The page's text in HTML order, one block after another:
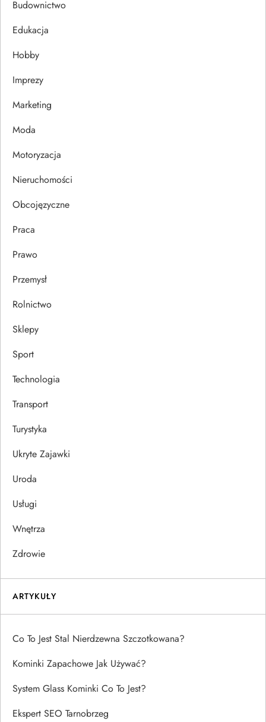
c
a
w
p
u
Budownictwo
Edukacja
Hobby
Imprezy
Marketing
Moda
Motoryzacja
Nieruchomości
Obcojęzyczne
Praca
Prawo
Przemysł
Rolnictwo
Sklepy
Sport
Technologia
Transport
Turystyka
Ukryte Zajawki
Uroda
Usługi
Wnętrza
Zdrowie
ARTYKUŁY
Co To Jest Stal Nierdzewna Szczotkowana?
Kominki Zapachowe Jak Używać?
System Glass Kominki Co To Jest?
Ekspert SEO Tarnobrzeg